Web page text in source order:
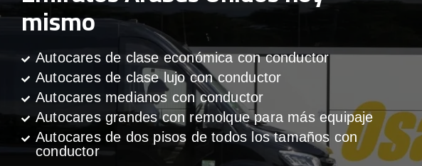
mismo
Autocares de clase económica con conductor
Autocares de clase lujo con conductor
Autocares medianos con conductor
Autocares grandes con remolque para más equipaje
Autocares de dos pisos de todos los tamaños con
conductor